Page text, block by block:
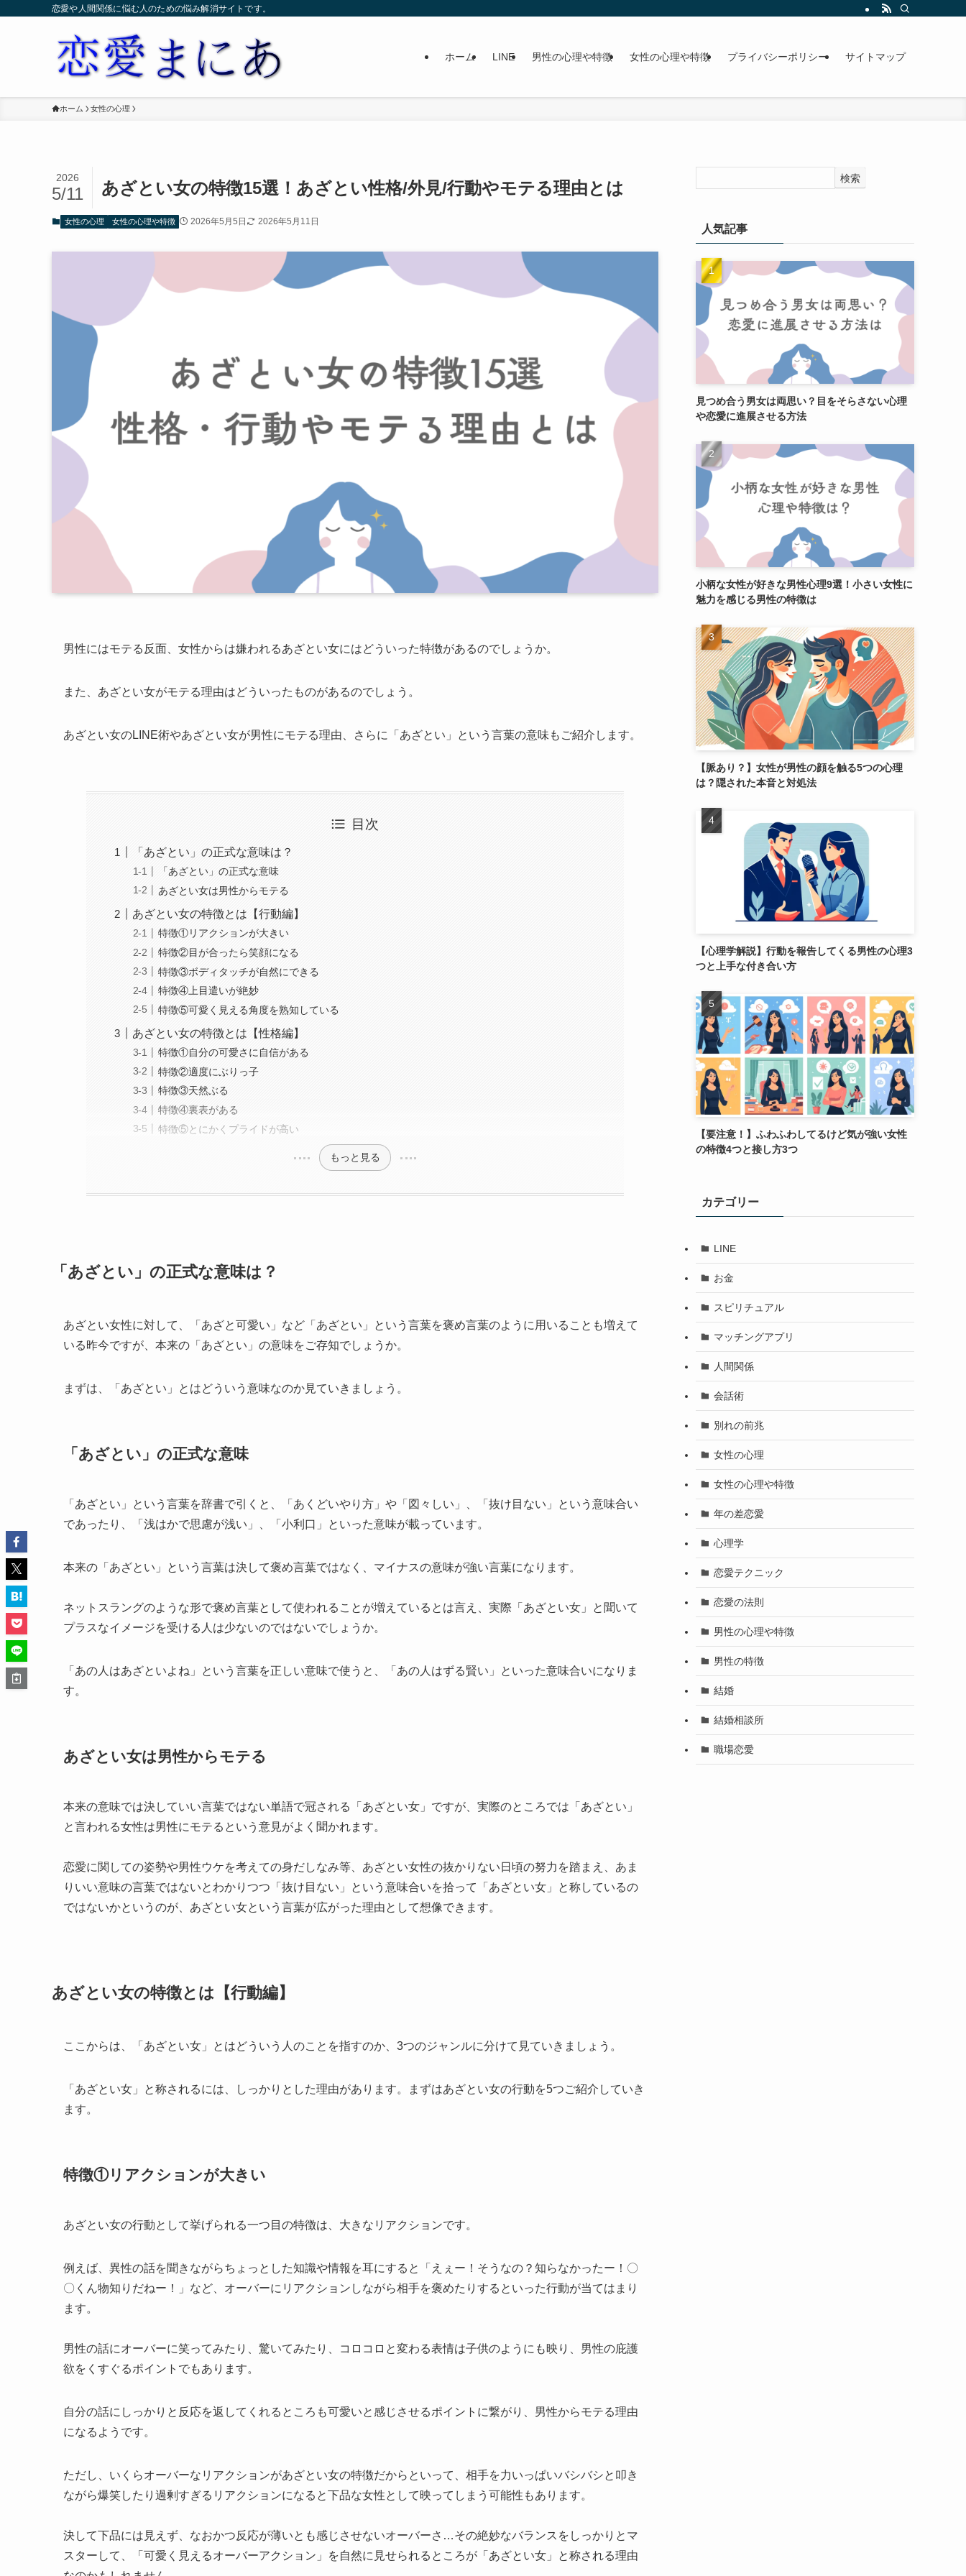
恋愛や人間関係に悩む人のための悩み解消サイトです。
ホーム LINE 男性の心理や特徴 女性の心理や特徴 プライバシーポリシー サイトマップ
ホーム 女性の心理
あざとい女の特徴15選！あざとい性格/外見/行動やモテる理由とは
2026
5/11
女性の心理 女性の心理や特徴 2026年5月5日 2026年5月11日
男性にはモテる反面、女性からは嫌われるあざとい女にはどういった特徴があるのでしょうか。
また、あざとい女がモテる理由はどういったものがあるのでしょう。
あざとい女のLINE術やあざとい女が男性にモテる理由、さらに「あざとい」という言葉の意味もご紹介します。
目次
「あざとい」の正式な意味は？
「あざとい」の正式な意味
あざとい女は男性からモテる
あざとい女の特徴とは【行動編】
特徴①リアクションが大きい
特徴②目が合ったら笑顔になる
特徴③ボディタッチが自然にできる
特徴④上目遣いが絶妙
特徴⑤可愛く見える角度を熟知している
あざとい女の特徴とは【性格編】
特徴①自分の可愛さに自信がある
特徴②適度にぶりっ子
特徴③天然ぶる
特徴④裏表がある
特徴⑤とにかくプライドが高い
もっと見る
「あざとい」の正式な意味は？
あざとい女性に対して、「あざと可愛い」など「あざとい」という言葉を褒め言葉のように用いることも増えて
いる昨今ですが、本来の「あざとい」の意味をご存知でしょうか。
まずは、「あざとい」とはどういう意味なのか見ていきましょう。
「あざとい」の正式な意味
「あざとい」という言葉を辞書で引くと、「あくどいやり方」や「図々しい」、「抜け目ない」という意味合い
であったり、「浅はかで思慮が浅い」、「小利口」といった意味が載っています。
本来の「あざとい」という言葉は決して褒め言葉ではなく、マイナスの意味が強い言葉になります。
ネットスラングのような形で褒め言葉として使われることが増えているとは言え、実際「あざとい女」と聞いて
プラスなイメージを受ける人は少ないのではないでしょうか。
「あの人はあざといよね」という言葉を正しい意味で使うと、「あの人はずる賢い」といった意味合いになりま
す。
あざとい女は男性からモテる
本来の意味では決していい言葉ではない単語で冠される「あざとい女」ですが、実際のところでは「あざとい」
と言われる女性は男性にモテるという意見がよく聞かれます。
恋愛に関しての姿勢や男性ウケを考えての身だしなみ等、あざとい女性の抜かりない日頃の努力を踏まえ、あま
りいい意味の言葉ではないとわかりつつ「抜け目ない」という意味合いを拾って「あざとい女」と称しているの
ではないかというのが、あざとい女という言葉が広がった理由として想像できます。
あざとい女の特徴とは【行動編】
ここからは、「あざとい女」とはどういう人のことを指すのか、3つのジャンルに分けて見ていきましょう。
「あざとい女」と称されるには、しっかりとした理由があります。まずはあざとい女の行動を5つご紹介していき
ます。
特徴①リアクションが大きい
あざとい女の行動として挙げられる一つ目の特徴は、大きなリアクションです。
例えば、異性の話を聞きながらちょっとした知識や情報を耳にすると「えぇー！そうなの？知らなかったー！〇
〇くん物知りだねー！」など、オーバーにリアクションしながら相手を褒めたりするといった行動が当てはまり
ます。
男性の話にオーバーに笑ってみたり、驚いてみたり、コロコロと変わる表情は子供のようにも映り、男性の庇護
欲をくすぐるポイントでもあります。
自分の話にしっかりと反応を返してくれるところも可愛いと感じさせるポイントに繋がり、男性からモテる理由
になるようです。
ただし、いくらオーバーなリアクションがあざとい女の特徴だからといって、相手を力いっぱいバシバシと叩き
ながら爆笑したり過剰すぎるリアクションになると下品な女性として映ってしまう可能性もあります。
決して下品には見えず、なおかつ反応が薄いとも感じさせないオーバーさ…その絶妙なバランスをしっかりとマ
スターして、「可愛く見えるオーバーアクション」を自然に見せられるところが「あざとい女」と称される理由
検索
人気記事
見つめ合う男女は両思い？目をそらさない心理
や恋愛に進展させる方法
小柄な女性が好きな男性心理9選！小さい女性に
魅力を感じる男性の特徴は
【脈あり？】女性が男性の顔を触る5つの心理
は？隠された本音と対処法
【心理学解説】行動を報告してくる男性の心理3
つと上手な付き合い方
【要注意！】ふわふわしてるけど気が強い女性
の特徴4つと接し方3つ
カテゴリー
LINE
お金
スピリチュアル
マッチングアプリ
人間関係
会話術
別れの前兆
女性の心理
女性の心理や特徴
年の差恋愛
心理学
恋愛テクニック
恋愛の法則
男性の心理や特徴
男性の特徴
結婚
結婚相談所
職場恋愛